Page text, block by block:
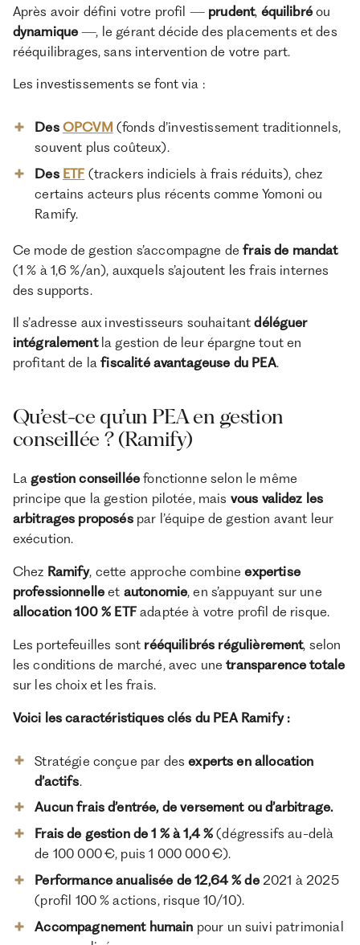
Après avoir défini votre profil — prudent, équilibréou
dynamique —, le gérant décide des placements et des
rééquilibrages, sans intervention de votre part.
Les investissements se font via :
Des OPCVM (fonds d’investissement traditionnels,
souvent plus coûteux).
Des ETF (trackers indiciels à frais réduits), chez
certains acteurs plus récents comme Yomoni ou
Ramify.
Ce mode de gestion s’accompagne defrais de mandat
(1 % à 1,6 %/an), auxquels s’ajoutent les frais internes
des supports.
Il s’adresse aux investisseurs souhaitantdéléguer
intégralementla gestion de leur épargne tout en
profitant de lafiscalité avantageuse du PEA.
Qu’est-ce qu’un PEA en gestion
conseillée ? (Ramify)
Lagestion conseillée fonctionne selon le même
principe que la gestion pilotée, mais vous validez les
arbitrages proposéspar l’équipe de gestion avant leur
exécution.
Chez Ramify, cette approche combineexpertise
professionnelle et autonomie, en s’appuyant sur une
allocation 100 % ETFadaptée à votre profil de risque.
Les portefeuilles sont rééquilibrés régulièrement, selon
les conditions de marché, avec unetransparence totale
sur les choix et les frais.
Voici les caractéristiques clés du PEA Ramify :
Stratégie conçue par desexperts en allocation
d’actifs.
Aucun frais d’entrée, de versement ou d’arbitrage.
Frais de gestion de 1 % à 1,4 % (dégressifs au-delà
de 100 000 €, puis 1 000 000 €).
Performance anualisée de 12,64 % de2021 à 2025
(profil 100 % actions, risque 10/10).
Accompagnement humain pour un suivi patrimonial